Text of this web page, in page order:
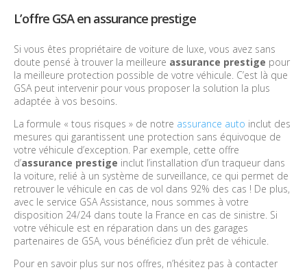
L’offre GSA en assurance prestige
Si vous êtes propriétaire de voiture de luxe, vous avez sans
doute pensé à trouver la meilleure assurance prestige pour
la meilleure protection possible de votre véhicule. C’est là que
GSA peut intervenir pour vous proposer la solution la plus
adaptée à vos besoins.
La formule « tous risques » de notre assurance auto inclut des
mesures qui garantissent une protection sans équivoque de
votre véhicule d’exception. Par exemple, cette offre
d’assurance prestige inclut l’installation d’un traqueur dans
la voiture, relié à un système de surveillance, ce qui permet de
retrouver le véhicule en cas de vol dans 92% des cas ! De plus,
avec le service GSA Assistance, nous sommes à votre
disposition 24/24 dans toute la France en cas de sinistre. Si
votre véhicule est en réparation dans un des garages
partenaires de GSA, vous bénéficiez d’un prêt de véhicule.
Pour en savoir plus sur nos offres, n’hésitez pas à contacter